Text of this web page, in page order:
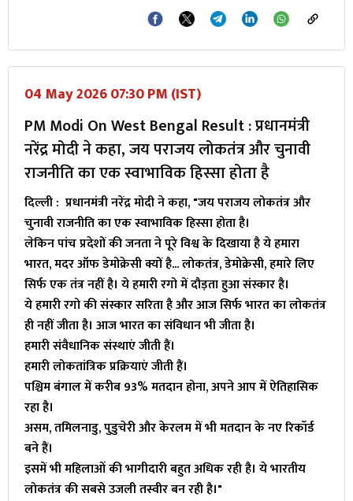
04 May 2026 07:30 PM (IST)
PM Modi On West Bengal Result : प्रधानमंत्री
नरेंद्र मोदी ने कहा, जय पराजय लोकतंत्र और चुनावी
राजनीति का एक स्वाभाविक हिस्सा होता है
दिल्ली : प्रधानमंत्री नरेंद्र मोदी ने कहा, "जय पराजय लोकतंत्र और
चुनावी राजनीति का एक स्वाभाविक हिस्सा होता है।
लेकिन पांच प्रदेशों की जनता ने पूरे विश्व के दिखाया है ये हमारा
भारत, मदर ऑफ डेमोक्रेसी क्यों है... लोकतंत्र, डेमोक्रेसी, हमारे लिए
सिर्फ एक तंत्र नहीं है। ये हमारी रगो में दौड़ता हुआ संस्कार है।
ये हमारी रगो की संस्कार सरिता है और आज सिर्फ भारत का लोकतंत्र
ही नहीं जीता है। आज भारत का संविधान भी जीता है।
हमारी संवैधानिक संस्थाएं जीती हैं।
हमारी लोकतांत्रिक प्रक्रियाएं जीती हैं।
पश्चिम बंगाल में करीब 93% मतदान होना, अपने आप में ऐतिहासिक
रहा है।
असम, तमिलनाडु, पुडुचेरी और केरलम में भी मतदान के नए रिकॉर्ड
बने हैं।
इसमें भी महिलाओं की भागीदारी बहुत अधिक रही है। ये भारतीय
लोकतंत्र की सबसे उजली तस्वीर बन रही है।"